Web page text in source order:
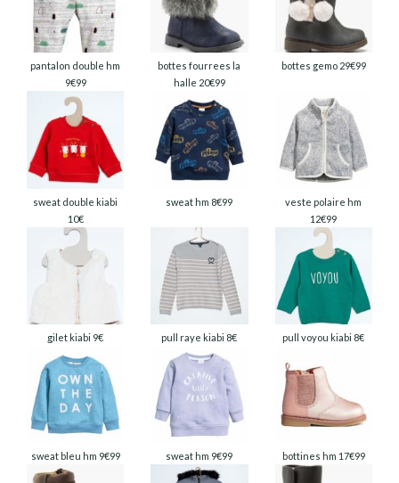
pantalon double hm
9€99
bottes fourrees la
halle 20€99
bottes gemo 29€99
sweat double kiabi
10€
sweat hm 8€99
veste polaire hm
12€99
gilet kiabi 9€ pull raye kiabi 8€ pull voyou kiabi 8€
sweat bleu hm 9€99 sweat hm 9€99 bottines hm 17€99